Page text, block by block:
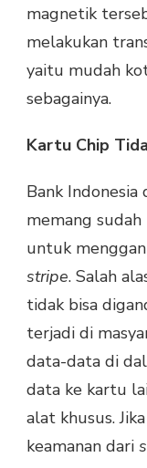
magnetik
melakukan
yaitu mudah
sebagainya.
Kartu Chip
Bank Indonesia
memang
untuk
stripe. Salah
tidak bisa
terjadi di
data-data di
data ke kartu
alat khusus.
keamanan dari